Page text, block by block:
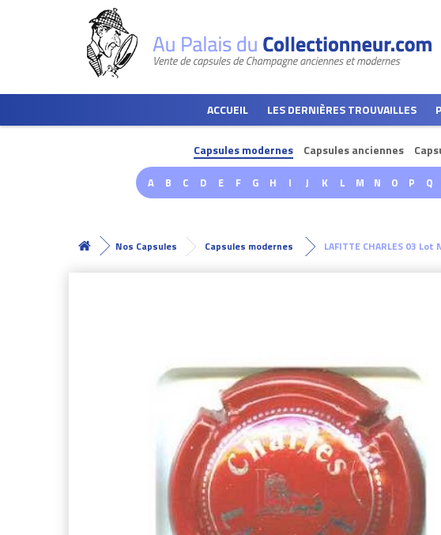
ACCUEIL LES DERNIÈRES TROUVAILLES
Capsules modernes Capsules anciennes
A B C D E F G H I J K L M N O P Q
Nos Capsules Capsules modernes LAFITTE CHARLES 03 Lot